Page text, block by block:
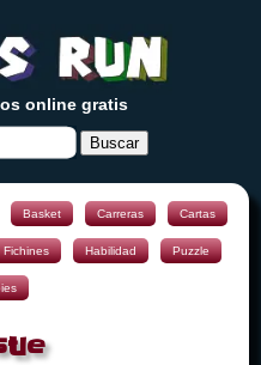
online gratis
Buscar
Basket Carreras Cartas
Fichines Habilidad Puzzle